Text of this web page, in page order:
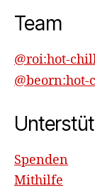
Team
@roi:hot-
Spenden
Mithilfe